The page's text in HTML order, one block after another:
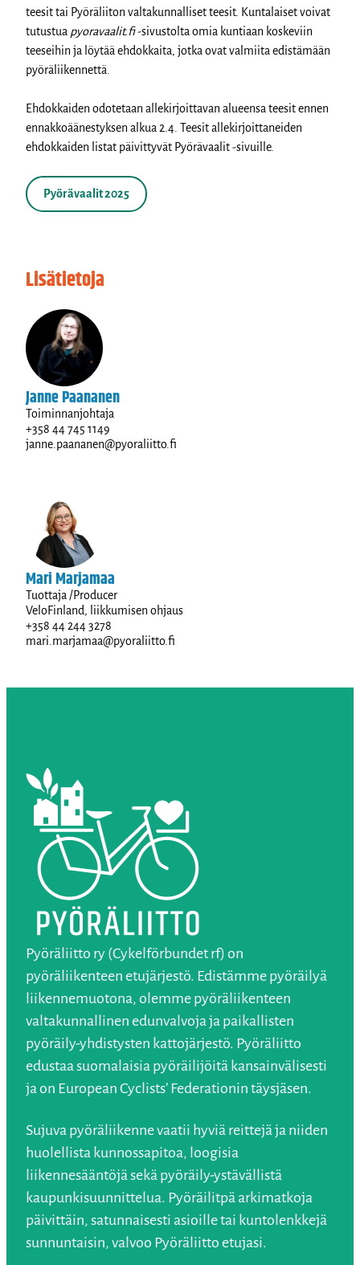
teesit tai Pyöräliiton valtakunnalliset teesit. Kuntalaiset voivat
tutustua pyoravaalit.fi-sivustolta omia kuntiaan koskeviin
teeseihin ja löytää ehdokkaita, jotka ovat valmiita edistämään
pyöräliikennettä.
Ehdokkaiden odotetaan allekirjoittavan alueensa teesit ennen
ennakkoäänestyksen alkua 2.4. Teesit allekirjoittaneiden
ehdokkaiden listat päivittyvät Pyörävaalit -sivuille.
Pyörävaalit 2025
Lisätietoja
Janne Paananen
Toiminnanjohtaja
+358 44 745 1149
janne.paananen@pyoraliitto.fi
Mari Marjamaa
Tuottaja /Producer
VeloFinland, liikkumisen ohjaus
+358 44 244 3278
mari.marjamaa@pyoraliitto.fi
Pyöräliitto ry (Cykelförbundet rf) on
pyöräliikenteen etujärjestö. Edistämme pyöräilyä
liikennemuotona, olemme pyöräliikenteen
valtakunnallinen edunvalvoja ja paikallisten
pyöräily-yhdistysten kattojärjestö. Pyöräliitto
edustaa suomalaisia pyöräilijöitä kansainvälisesti
ja on European Cyclists’ Federationin täysjäsen.
Sujuva pyöräliikenne vaatii hyviä reittejä ja niiden
huolellista kunnossapitoa, loogisia
liikennesääntöjä sekä pyöräily-ystävällistä
kaupunkisuunnittelua. Pyöräilitpä arkimatkoja
päivittäin, satunnaisesti asioille tai kuntolenkkejä
sunnuntaisin, valvoo Pyöräliitto etujasi.